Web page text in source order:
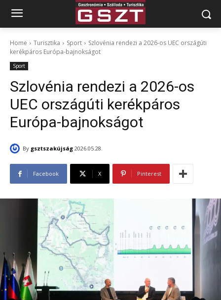
Home Turisztika Sport
Szlovénia rendezi a 2026-os UEC országúti
kerékpáros Európa-bajnokságot
Sport
Szlovénia rendezi a 2026-os
UEC országúti kerékpáros
Európa-bajnokságot
By gsztszakújság 2026.05.28.
Facebook X Pinterest